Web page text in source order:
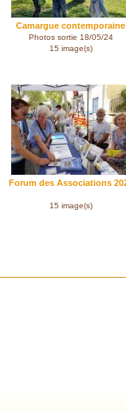
Camargue contemporaine
Photos sortie 18/05/24
15 image(s)
Forum des Associations
15 image(s)